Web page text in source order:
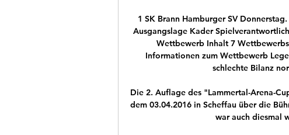
1 SK Brann Hamburger SV
Ausgangslage Kader
Wettbewerb Inhalt 7
Informationen zum Wettbewerb
schlechte Bilanz
Die 2. Auflage des "Lammertal-Arena-
dem 03.04.2016 in Scheffau über die
war auch diesmal